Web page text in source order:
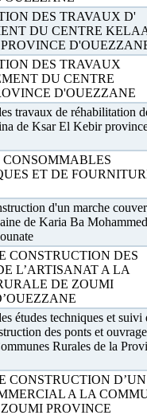
DES TRAVAUX D'
DU CENTRE
DES TRAVAUX
DU CENTRE
D'OUEZZANE
travaux de réhabilitation
de Ksar El Kebir
CONSOMMABLES
ET DE
d'un marche
de Karia Ba
CONSTRUCTION DES
L’ARTISANAT A LA
DE ZOUMI
études techniques et suivi
des ponts et
Rurales de la
CONSTRUCTION D’UN
A LA
PROVINCE